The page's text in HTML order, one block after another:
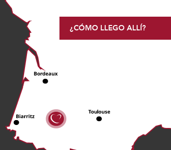
¿CÓMO LLEGO ALLÍ?